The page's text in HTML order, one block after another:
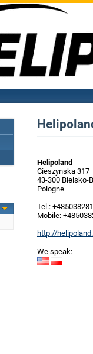
Helipoland
Cieszynska 317
43-300 Bielsko-
Pologne
Tel.:
Mobile:
http://
We speak: